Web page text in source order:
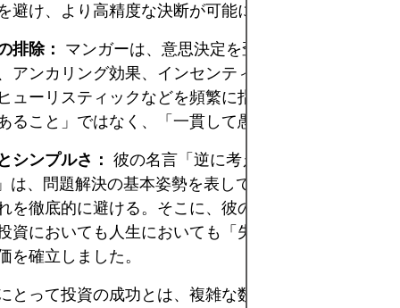
避け、より高精度な決断が可能になります。
排除： マンガーは、意思決定を歪める認知バイアス
アンカリング効果、インセンティブ・バイアス、同
ューリスティックなどを頻繁に指摘していました。
ること」ではなく、「一貫して愚かでないこと」で
シンプルさ： 彼の名言「逆に考えよ（Invert, always
、問題解決の基本姿勢を表しています。まず失敗
を徹底的に避ける。そこに、彼のシンプルなものを
資においても人生においても「失敗しないためのマ
を確立しました。
とって投資の成功とは、複雑な数式ではなく、蓄積